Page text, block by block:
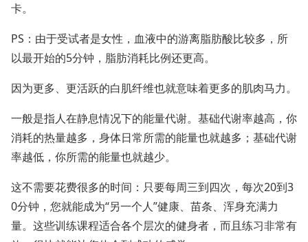
卡。
PS：由于受试者是女性，血液中的游离脂肪酸比较多，所
以最开始的5分钟，脂肪消耗比例还更高。
因为更多、更活跃的白肌纤维也就意味着更多的肌肉马力。
一般是指人在静息情况下的能量代谢。基础代谢率越高，你
消耗的热量越多，身体日常所需的能量也就越多；基础代谢
率越低，你所需的能量也就越少。
这不需要花费很多的时间：只要每周三到四次，每次20到3
0分钟，您就能成为“另一个人”健康、苗条、浑身充满力
量。这些训练课程适合各个层次的健身者，而且练习非常有